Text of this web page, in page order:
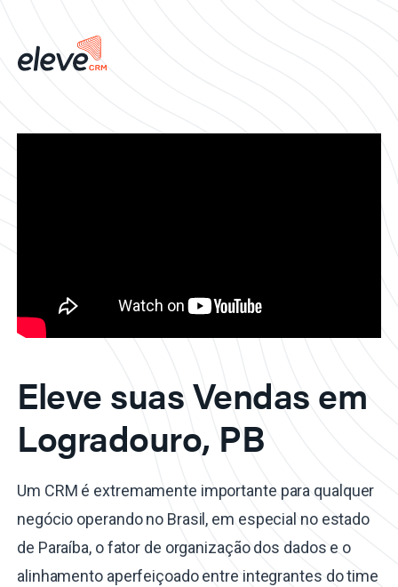
Eleve suas Vendas em
Logradouro, PB
Um CRM é extremamente importante para qualquer
negócio operando no Brasil, em especial no estado
de Paraíba, o fator de organização dos dados e o
alinhamento aperfeiçoado entre integrantes do time